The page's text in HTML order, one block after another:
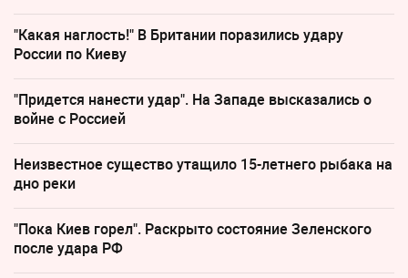
"Какая наглость!" В Британии поразились удару
России по Киеву
"Придется нанести удар". На Западе высказались о
войне с Россией
Неизвестное существо утащило 15-летнего рыбака на
дно реки
"Пока Киев горел". Раскрыто состояние Зеленского
после удара РФ